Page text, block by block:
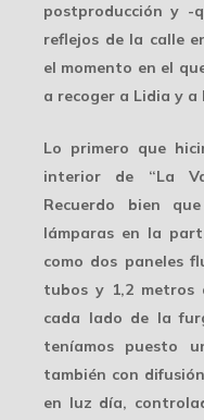
postproducción y -
reflejos de la calle
el momento en el
a recoger a Lidia y a
Lo primero que
interior de “La
Recuerdo bien
lámparas en la
como dos paneles
tubos y 1,2 metros
cada lado de la
teníamos puesto
también con
en luz día,